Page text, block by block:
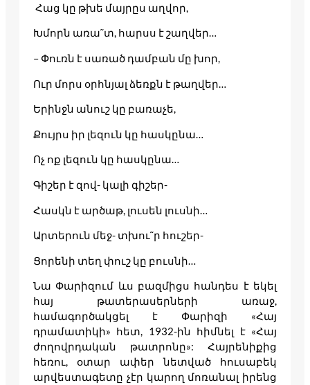
Հաց կը թխե մայրըս աղվոր,
Խմորն առա˜տ, հարսս է շաղվեր…
– Փուռն է սառած դամբան մը խոր,
Ուր մորս օրհնյալ ձեռքն է թաղվեր…
Երինջն անուշ կը բառաչե,
Քույրս իր լեզուն կը հասկընա…
Ոչ ոք լեզուն կը հասկընա…
Գիշեր է զով- կալի գիշեր-
Հասկն է արծաթ, լուսեն լուսնի…
Արտերուն մեջ- տխու˜ր հուշեր-
Ցորենի տեղ փուշ կը բուսնի…
Նա Փարիզում ևս բազմիցս հանդես է եկել
հայ թատերասերների առաջ,
համագործակցել է Փարիզի «Հայ
դրամատիկի» հետ, 1932-ին հիմնել է «Հայ
ժողովրդական թատրոնը»: Հայրենիքից
հեռու, օտար ափեր նետված հուսաբեկ
արվեստագետը չէր կարող մոռանալ իրենց